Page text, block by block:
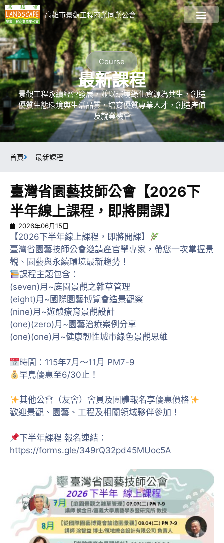
高雄市景觀工程商業同業公會
Course
最新課程
景觀工程永續經營發展，並以環境綠化資源為共生，創造
優質生態環境與生活品質，培育優質專業人才，創造產值
及就業機會
首頁 最新課程
臺灣省園藝技師公會【2026下
半年線上課程，即將開課】
2026年06月15日
【2026下半年線上課程，即將開課】
臺灣省園藝技師公會邀請產官學專家，帶您一次掌握景
觀、園藝與永續環境最新趨勢！
課程主題包含：
(seven)月~庭園景觀之雜草管理
(eight)月~國際園藝博覽會造景觀察
(nine)月~遊憩療育景觀設計
(one)(zero)月~園藝治療案例分享
(one)(one)月~健康韌性城市綠色景觀思維
時間：115年7月～11月 PM7-9
早鳥優惠至6/30止！
其他公會（友會）會員及團體報名享優惠價格
歡迎景觀、園藝、工程及相關領域夥伴參加！
下半年課程 報名連結：
https://forms.gle/349rQ32pd45MUoc5A